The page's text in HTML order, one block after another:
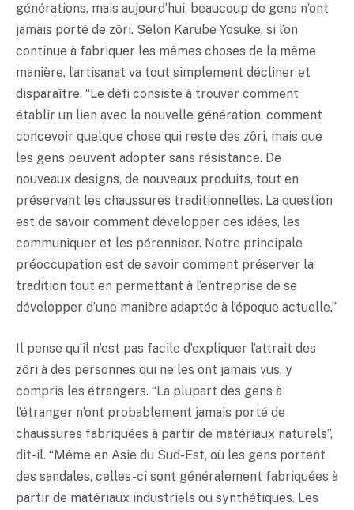
générations, mais aujourd’hui, beaucoup de gens n’ont
jamais porté de zôri. Selon Karube Yosuke, si l’on
continue à fabriquer les mêmes choses de la même
manière, l’artisanat va tout simplement décliner et
disparaître. “Le défi consiste à trouver comment
établir un lien avec la nouvelle génération, comment
concevoir quelque chose qui reste des zôri, mais que
les gens peuvent adopter sans résistance. De
nouveaux designs, de nouveaux produits, tout en
préservant les chaussures traditionnelles. La question
est de savoir comment développer ces idées, les
communiquer et les pérenniser. Notre principale
préoccupation est de savoir comment préserver la
tradition tout en permettant à l’entreprise de se
développer d’une manière adaptée à l’époque actuelle.”
Il pense qu’il n’est pas facile d’expliquer l’attrait des
zôri à des personnes qui ne les ont jamais vus, y
compris les étrangers. “La plupart des gens à
l’étranger n’ont probablement jamais porté de
chaussures fabriquées à partir de matériaux naturels”,
dit-il. “Même en Asie du Sud-Est, où les gens portent
des sandales, celles-ci sont généralement fabriquées à
partir de matériaux industriels ou synthétiques. Les